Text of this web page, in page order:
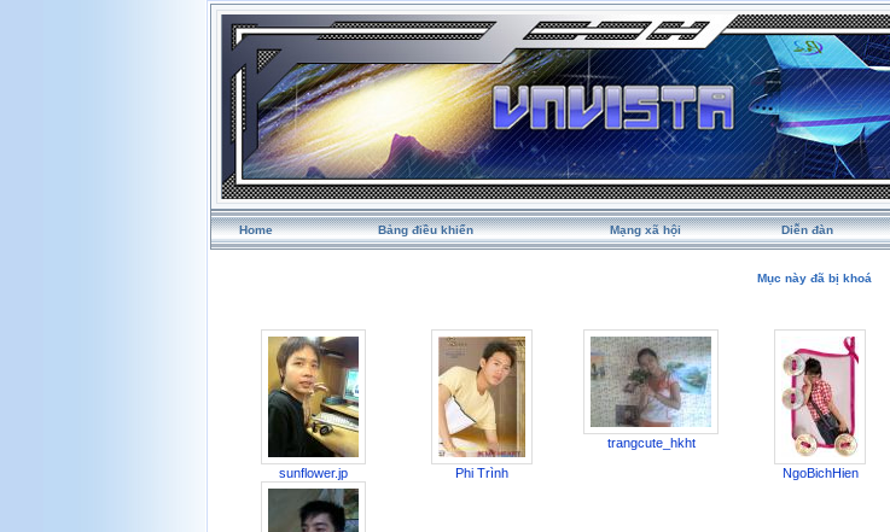
Home Bảng điều khiển Mạng xã hội Diễn đàn
Mục này đã bị khoá
sunflower.jp Phi Trình
trangcute_hkht
NgoBichHien